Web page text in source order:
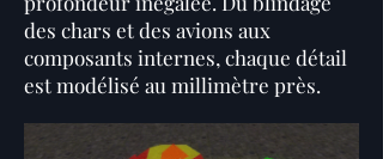
des chars et des avions aux
composants internes, chaque détail
est modélisé au millimètre près.